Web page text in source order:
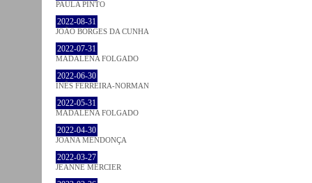
PAULA PINTO
2022-08-31
JOÃO BORGES DA CUNHA
2022-07-31
MADALENA FOLGADO
2022-06-30
INÊS FERREIRA-NORMAN
2022-05-31
MADALENA FOLGADO
2022-04-30
JOANA MENDONÇA
2022-03-27
JEANNE MERCIER